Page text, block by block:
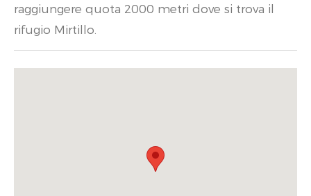
raggiungere quota 2000 metri dove si trova il
rifugio Mirtillo.